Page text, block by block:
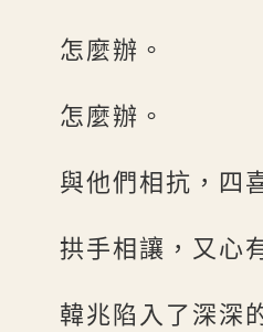
怎麼辦。
怎麼辦。
與他們相抗，四
拱手相讓，又心
韓兆陷入了深深